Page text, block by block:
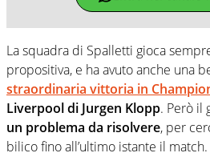
La squadra di Spalletti gioca
propositiva, e ha avuto anche una
straordinaria vittoria in
Liverpool di Jurgen Klopp. Però il
un problema da risolvere, per
bilico fino all’ultimo istante il match.